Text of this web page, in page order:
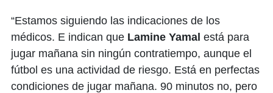
“Estamos siguiendo las indicaciones de los
médicos. E indican que Lamine Yamal está para
jugar mañana sin ningún contratiempo, aunque el
fútbol es una actividad de riesgo. Está en perfectas
condiciones de jugar mañana. 90 minutos no, pero